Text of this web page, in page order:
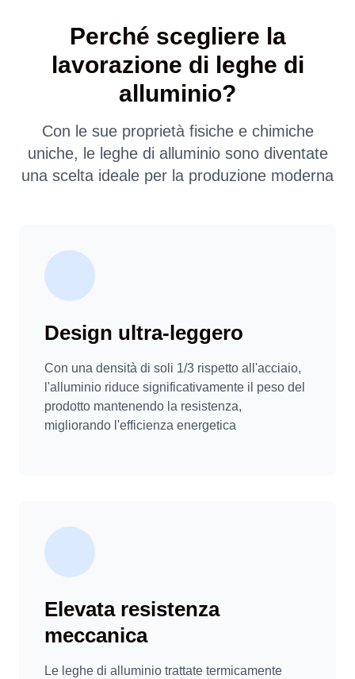
Perché scegliere la
lavorazione di leghe di
alluminio?
Con le sue proprietà fisiche e chimiche
uniche, le leghe di alluminio sono diventate
una scelta ideale per la produzione moderna
Design ultra-leggero
Con una densità di soli 1/3 rispetto all'acciaio,
l'alluminio riduce significativamente il peso del
prodotto mantenendo la resistenza,
migliorando l'efficienza energetica
Elevata resistenza
meccanica
Le leghe di alluminio trattate termicamente